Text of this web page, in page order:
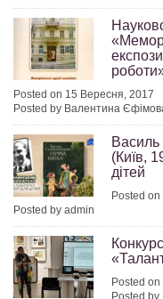
Posted on 15 Вересня, 2017
Posted by Валентина
Василь
(Київ,
дітей
Posted
Posted by admin
Posted